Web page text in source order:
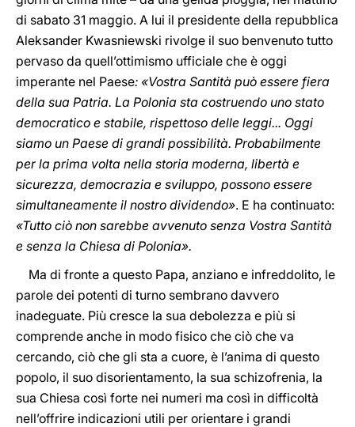
di sabato 31 maggio. A lui il presidente della repubblica
Aleksander Kwasniewski rivolge il suo benvenuto tutto
pervaso da quell’ottimismo ufficiale che è oggi
imperante nel Paese: «Vostra Santità può essere fiera
della sua Patria. La Polonia sta costruendo uno stato
democratico e stabile, rispettoso delle leggi... Oggi
siamo un Paese di grandi possibilità. Probabilmente
per la prima volta nella storia moderna, libertà e
sicurezza, democrazia e sviluppo, possono essere
simultaneamente il nostro dividendo». E ha continuato:
«Tutto ciò non sarebbe avvenuto senza Vostra Santità
e senza la Chiesa di Polonia».
Ma di fronte a questo Papa, anziano e infreddolito, le
parole dei potenti di turno sembrano davvero
inadeguate. Più cresce la sua debolezza e più si
comprende anche in modo fisico che ciò che va
cercando, ciò che gli sta a cuore, è l’anima di questo
popolo, il suo disorientamento, la sua schizofrenia, la
sua Chiesa così forte nei numeri ma così in difficoltà
nell’offrire indicazioni utili per orientare i grandi